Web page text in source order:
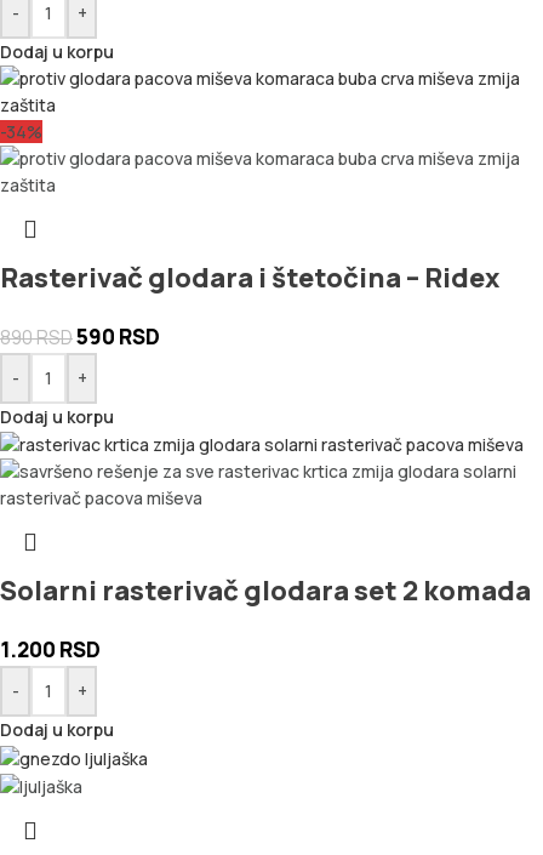
-
+
Dodaj u korpu
-34%
Rasterivač glodara i štetočina – Ridex
890RSD590 RSD
-
+
Dodaj u korpu
Solarni rasterivač glodara set 2 komada
1.200 RSD
-
+
Dodaj u korpu